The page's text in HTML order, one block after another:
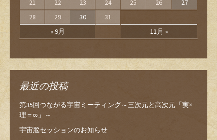
« 9月 11月 »
21 22 23 24 25 26
27
28
29 30 31
最近の投稿
第35回つながる宇宙ミーティング～三次元と高次元「実×
理＝∞」～
宇宙脳セッションのお知らせ